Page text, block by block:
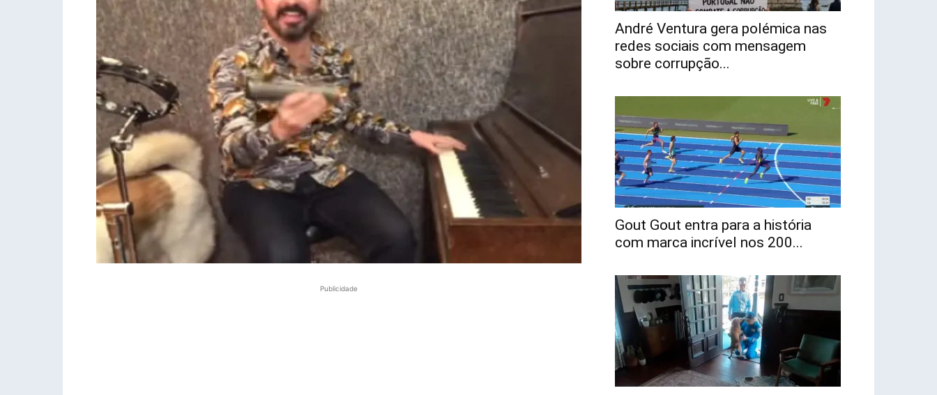
Publicidade
André Ventura gera polémica nas
redes sociais com mensagem
sobre corrupção...
Gout Gout entra para a história
com marca incrível nos 200...